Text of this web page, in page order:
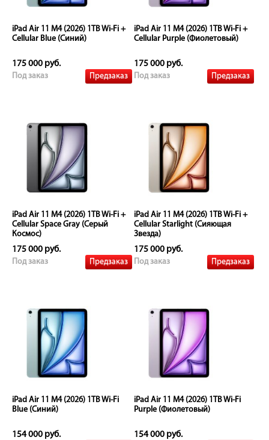
iPad Air 11 M4 (2026) 1TB Wi-Fi +
Cellular Blue (Синий)
175 000 руб.
Под заказ Предзаказ
iPad Air 11 M4 (2026) 1TB Wi-Fi +
Cellular Purple (Фиолетовый)
175 000 руб.
Под заказ Предзаказ
iPad Air 11 M4 (2026) 1TB Wi-Fi +
Cellular Space Gray (Серый
Космос)
175 000 руб.
Под заказ Предзаказ
iPad Air 11 M4 (2026) 1TB Wi-Fi +
Cellular Starlight (Сияющая
Звезда)
175 000 руб.
Под заказ Предзаказ
iPad Air 11 M4 (2026) 1TB Wi-Fi
Blue (Синий)
154 000 руб.
iPad Air 11 M4 (2026) 1TB Wi-Fi
Purple (Фиолетовый)
154 000 руб.